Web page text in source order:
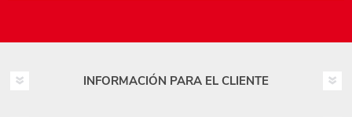
INFORMACIÓN PARA EL CLIENTE